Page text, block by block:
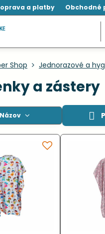
a platby Obchodné
Shop Jednorazové a
a zástery
Názov